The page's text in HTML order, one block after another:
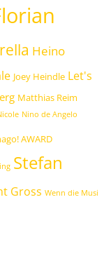
Heino
Joey Heindle Let's
Matthias Reim
Nino de Angelo
AWARD
Stefan
Gross Wenn die Musi